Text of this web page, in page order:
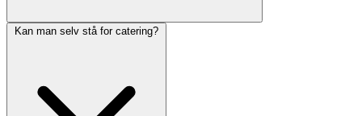
Kan man selv stå for catering?